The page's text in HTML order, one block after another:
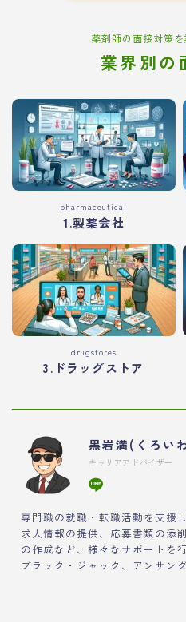
薬剤師の面接対策
業界別の
pharmaceutical
1.製薬会社
drugstores
3.ドラッグストア
黒岩満(くろい
キャリアアドバイザー
専門職の就職・転職活動を支援
求人情報の提供、応募書類の添
の作成など、様々なサポートを
ブラック・ジャック、アンサン